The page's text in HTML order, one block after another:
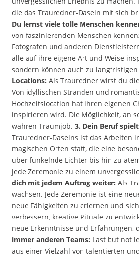
die das Trauredner-Dasein mit sich
Du lernst viele tolle Menschen
von faszinierenden Menschen
Fotografen und anderen
alle auf ihre eigene Art und Weise
sondern können auch zu
Locations: Als Trauredner wirst du
Von idyllischen Stränden und
Hochzeitslocation hat ihren eigenen
inspirieren wird. Die Möglichkeit, an
wahren Traumjob. 3. Dein Beruf
Trauredner-Daseins ist das Arbeiten
magischen Orten statt, die eine
über funkelnde Lichter bis hin zu
jede Zeremonie zu einem
dich mit jedem Auftrag weiter: Als
wachsen. Jede Zeremonie ist eine
neue Fähigkeiten zu erlernen und
verbessern, kreative Rituale zu
neue Erkenntnisse und
immer anderen Teams: Last but not
aus einer Vielzahl von talentierten